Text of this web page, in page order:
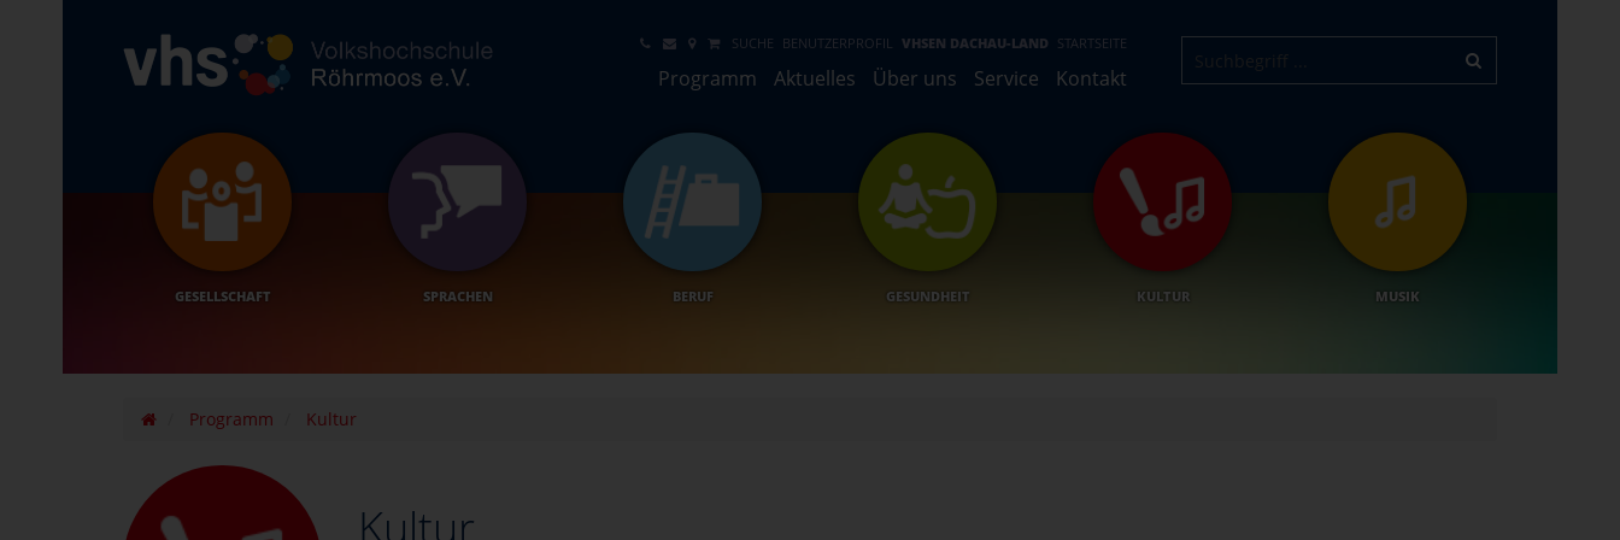
SUCHE BENUTZERPROFIL VHSEN DACHAU-LAND STARTSEITE
Programm Aktuelles Über uns Service Kontakt
GESELLSCHAFT SPRACHEN BERUF GESUNDHEIT KULTUR MUSIK
Programm Kultur
Kultur